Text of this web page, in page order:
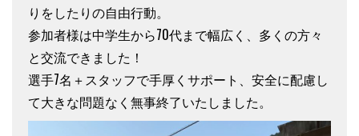
りをしたりの自由行動。
参加者様は中学生から70代まで幅広く、多くの方々
と交流できました！
選手7名＋スタッフで手厚くサポート、安全に配慮し
て大きな問題なく無事終了いたしました。